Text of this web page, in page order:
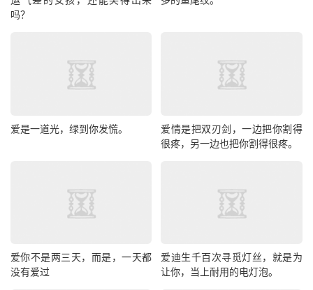
吗？
爱是一道光，绿到你发慌。
爱情是把双刃剑，一边把你割得
很疼，另一边也把你割得很疼。
爱你不是两三天，而是，一天都
没有爱过
爱迪生千百次寻觅灯丝，就是为
让你，当上耐用的电灯泡。